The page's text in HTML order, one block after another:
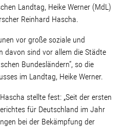
Landtag, Heike Werner (MdL)
Reinhard Hascha.
vor große soziale und
davon sind vor allem die Städte
Bundesländern“, so die
im Landtag, Heike Werner.
stellte fest: „Seit der ersten
für Deutschland im Jahr
bei der Bekämpfung der